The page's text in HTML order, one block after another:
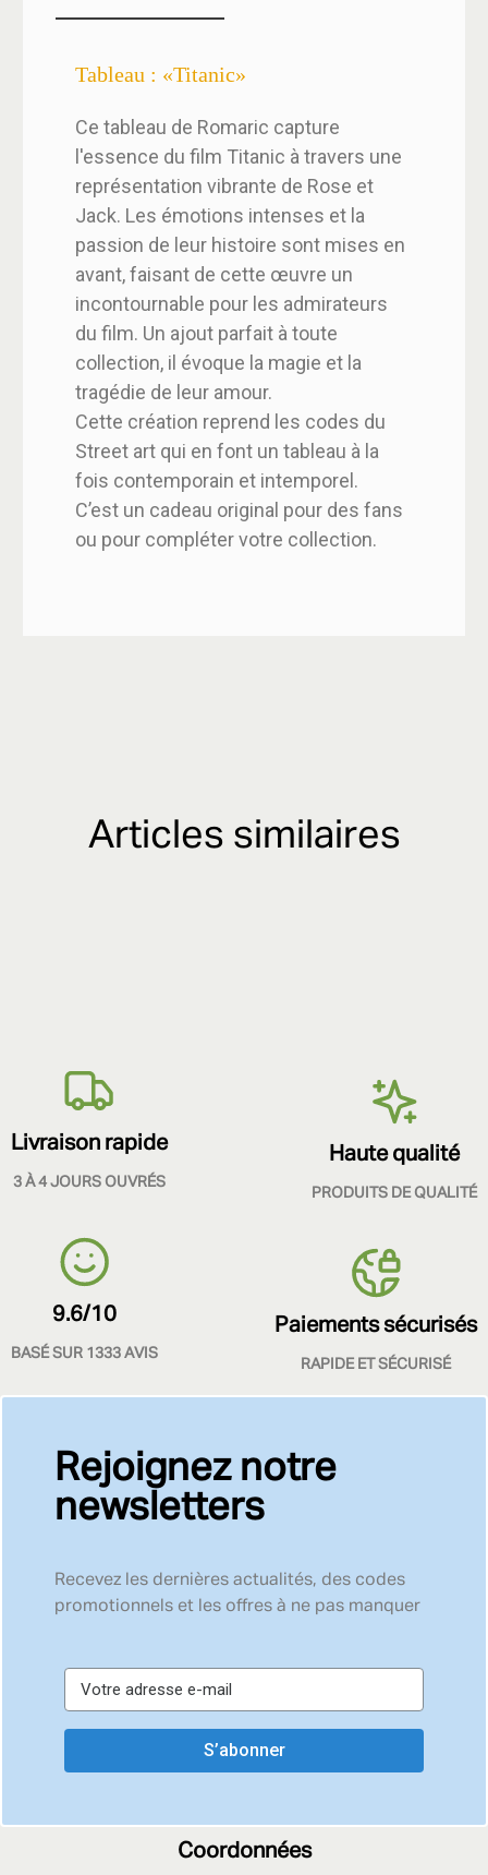
Tableau : «Titanic»
Ce tableau de Romaric capture
l'essence du film Titanic à travers une
représentation vibrante de Rose et
Jack. Les émotions intenses et la
passion de leur histoire sont mises en
avant, faisant de cette œuvre un
incontournable pour les admirateurs
du film. Un ajout parfait à toute
collection, il évoque la magie et la
tragédie de leur amour.
Cette création reprend les codes du
Street art qui en font un tableau à la
fois contemporain et intemporel.
C’est un cadeau original pour des fans
ou pour compléter votre collection.
Articles similaires
Livraison rapide
3 À 4 JOURS OUVRÉS
Haute qualité
PRODUITS DE QUALITÉ
9.6/10
BASÉ SUR 1333 AVIS
Paiements sécurisés
RAPIDE ET SÉCURISÉ
Rejoignez notre
newsletters
Recevez les dernières actualités, des codes
promotionnels et les offres à ne pas manquer
S’abonner
Coordonnées